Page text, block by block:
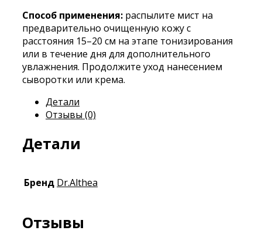
Способ применения: распылите мист на
предварительно очищенную кожу с
расстояния 15–20 см на этапе тонизирования
или в течение дня для дополнительного
увлажнения. Продолжите уход нанесением
сыворотки или крема.
Детали
Отзывы (0)
Детали
Бренд Dr.Althea
Отзывы